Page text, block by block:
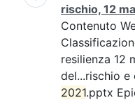
rischio, 12
Contenuto
resilienza 12
del...rischio e
2021.pptx